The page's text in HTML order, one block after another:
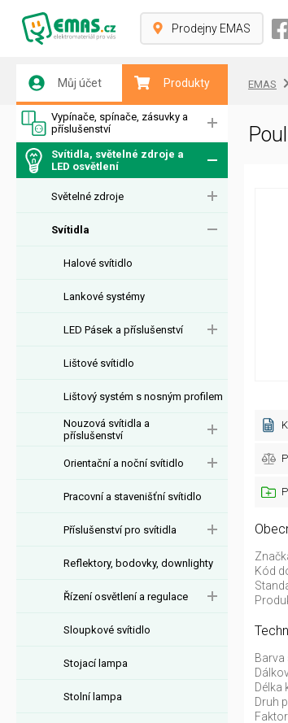
Prodejny EMAS
Můj účet Produkty
Vypínače, spínače, zásuvky a
příslušenství
Svítidla, světelné zdroje a
LED osvětlení
Světelné zdroje
Svítidla
Halové svítidlo
Lankové systémy
LED Pásek a příslušenství
Lištové svítidlo
Lištový systém s nosným profilem
Nouzová svítidla a
příslušenství
Orientační a noční svítidlo
Pracovní a stavenišťní svítidlo
Příslušenství pro svítidla
Reflektory, bodovky, downlighty
Řízení osvětlení a regulace
Sloupkové svítidlo
Stojací lampa
Stolní lampa
EMAS
Kód
Barva
Délka
Druh